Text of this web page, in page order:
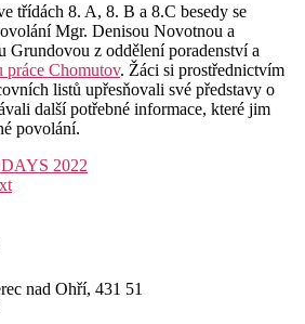
třídách 8. A, 8. B a 8.C besedy se
Mgr. Denisou Novotnou a
z oddělení poradenství a
práce Chomutov. Žáci si prostřednictvím
listů upřesňovali své představy o
další potřebné informace, které jim
povolání.
2022
nad Ohří, 431 51